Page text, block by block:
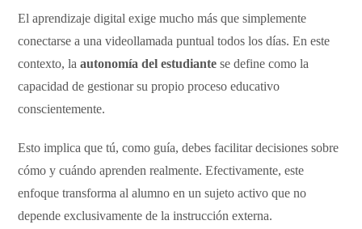
El aprendizaje digital exige mucho más que simplemente
conectarse a una videollamada puntual todos los días. En este
contexto, laautonomía del estudiante se define como la
capacidad de gestionar su propio proceso educativo
conscientemente.
Esto implica que tú, como guía, debes facilitar decisiones sobre
cómo y cuándo aprenden realmente. Efectivamente, este
enfoque transforma al alumno en un sujeto activo que no
depende exclusivamente de la instrucción externa.